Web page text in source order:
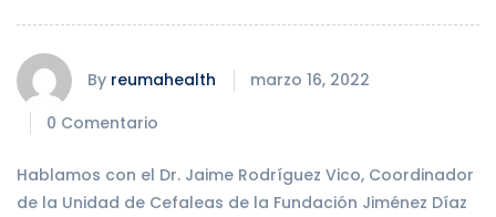
By reumahealth
marzo 16, 2022
0 Comentario
Hablamos con el Dr. Jaime Rodríguez Vico, Coordinador
de la Unidad de Cefaleas de la Fundación Jiménez Díaz